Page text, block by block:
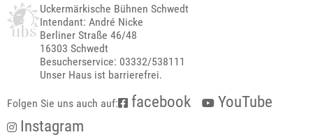
Uckermärkische Bühnen Schwedt
Intendant: André Nicke
Berliner Straße 46/48
16303 Schwedt
Besucherservice: 03332/538111
Unser Haus ist barrierefrei.
Folgen Sie uns auch auf: facebook
YouTube
Instagram